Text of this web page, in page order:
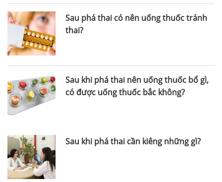
Sau phá thai có nên uống thuốc tránh
thai?
Sau khi phá thai nên uống thuốc bổ gì,
có được uống thuốc bắc không?
Sau khi phá thai cần kiêng những gì?